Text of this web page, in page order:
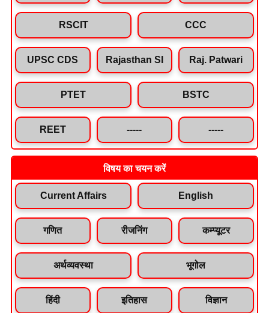
RSCIT CCC
UPSC CDS Rajasthan SI Raj. Patwari
PTET BSTC
REET ----- -----
विषय का चयन करें
Current Affairs English
गणित रीजनिंग कम्प्यूटर
अर्थव्यवस्था भूगोल
हिंदी इतिहास विज्ञान